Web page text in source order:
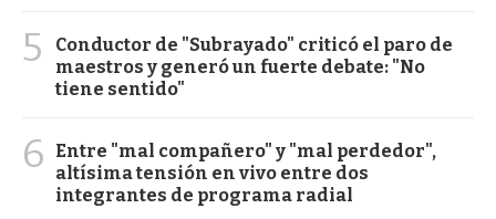
5
Conductor de "Subrayado" criticó el paro de
maestros y generó un fuerte debate: "No
tiene sentido"
6
Entre "mal compañero" y "mal perdedor",
altísima tensión en vivo entre dos
integrantes de programa radial